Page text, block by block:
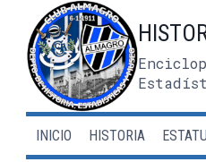
contenido
INICIO HISTORIA